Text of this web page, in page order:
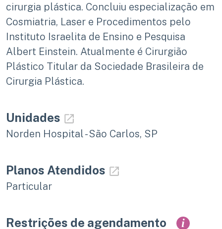
cirurgia plástica. Concluiu especialização em
Cosmiatria, Laser e Procedimentos pelo
Instituto Israelita de Ensino e Pesquisa
Albert Einstein. Atualmente é Cirurgião
Plástico Titular da Sociedade Brasileira de
Cirurgia Plástica.
Unidades
Norden Hospital - São Carlos, SP
Planos Atendidos
Particular
Restrições de agendamento i